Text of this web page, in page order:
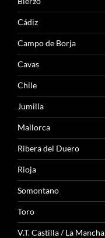
Cádiz
Campo de Borja
Cavas
Chile
Jumilla
Mallorca
Ribera del Duero
Rioja
Somontano
Toro
V.T. Castilla / La Mancha